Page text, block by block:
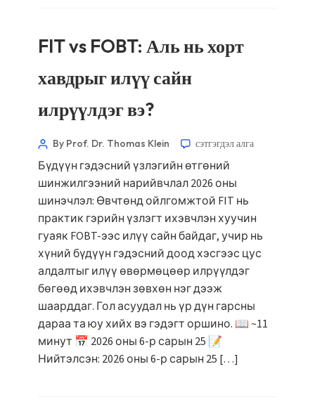
FIT vs FOBT: Аль нь хорт
хавдрыг илүү сайн
илрүүлдэг вэ?
By Prof. Dr. Thomas Klein сэтгэгдэл алга
Бүдүүн гэдэсний үзлэгийн өтгөний
шинжилгээний нарийвчлал 2026 оны
шинэчлэл: Өвчтөнд ойлгомжтой FIT нь
практик гэрийн үзлэгт ихэвчлэн хуучин
гуаяк FOBT-ээс илүү сайн байдаг, учир нь
хүний бүдүүн гэдэсний доод хэсгээс цус
алдалтыг илүү өвөрмөцөөр илрүүлдэг
бөгөөд ихэвчлэн зөвхөн нэг дээж
шаарддаг. Гол асуудал нь үр дүн гарсны
дараа та юу хийх вэ гэдэгт оршино. 📖 ~11
минут 📅 2026 оны 6-р сарын 25 📝
Нийтэлсэн: 2026 оны 6-р сарын 25 […]